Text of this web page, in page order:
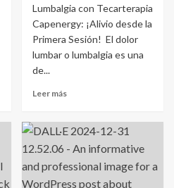
Lumbalgia con Tecarterapia
Capenergy: ¡Alivio desde la
Primera Sesión! El dolor
lumbar o lumbalgia es una
de...
Leer más